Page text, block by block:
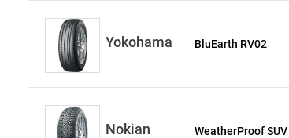
Yokohama BluEarth RV02
Nokian WeatherProof SUV